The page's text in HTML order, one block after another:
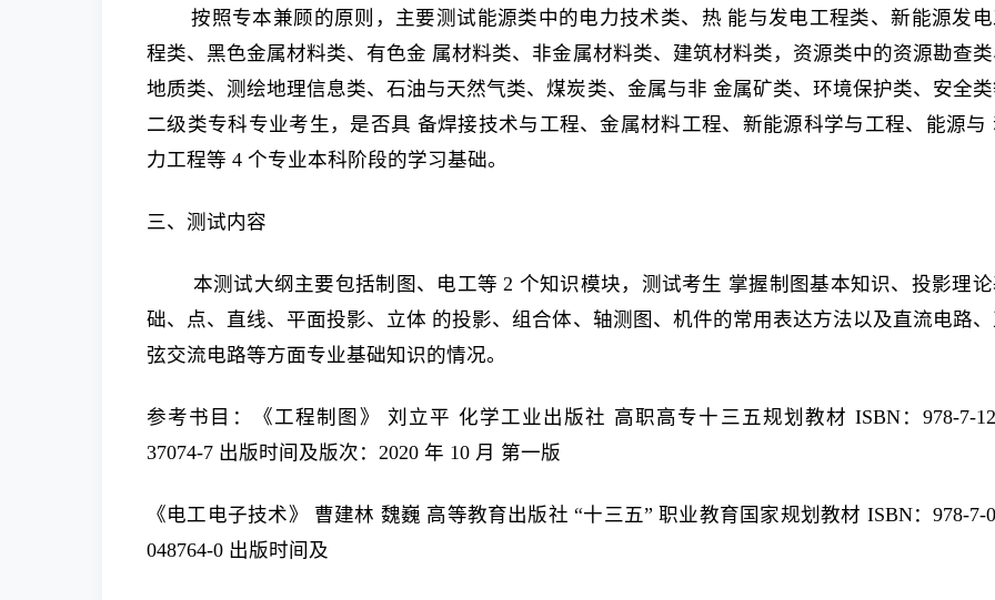
按照专本兼顾的原则，主要测试能源类中的电力技术类、热 能与发电工程类、新能源发
程类、黑色金属材料类、有色金 属材料类、非金属材料类、建筑材料类，资源类中的资源勘查
地质类、测绘地理信息类、石油与天然气类、煤炭类、金属与非 金属矿类、环境保护类、安全
二级类专科专业考生，是否具 备焊接技术与工程、金属材料工程、新能源科学与工程、能源与
力工程等 4 个专业本科阶段的学习基础。
三、测试内容
本测试大纲主要包括制图、电工等 2 个知识模块，测试考生 掌握制图基本知识、投影理
础、点、直线、平面投影、立体 的投影、组合体、轴测图、机件的常用表达方法以及直流电路
弦交流电路等方面专业基础知识的情况。
参考书目：《工程制图》 刘立平 化学工业出版社 高职高专十三五规划教材 ISBN：978-7-
37074-7 出版时间及版次：2020 年 10 月 第一版
《电工电子技术》 曹建林 魏巍 高等教育出版社 “十三五” 职业教育国家规划教材 ISBN：978-7-
048764-0 出版时间及